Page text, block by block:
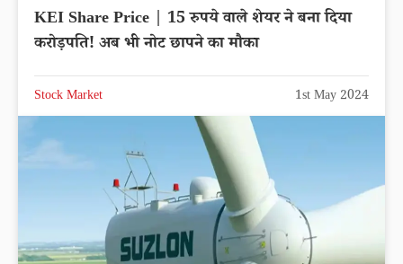
KEI Share Price | 15 रुपये वाले शेयर ने बना दिया
करोड़पति! अब भी नोट छापने का मौका
Stock Market 1st May 2024